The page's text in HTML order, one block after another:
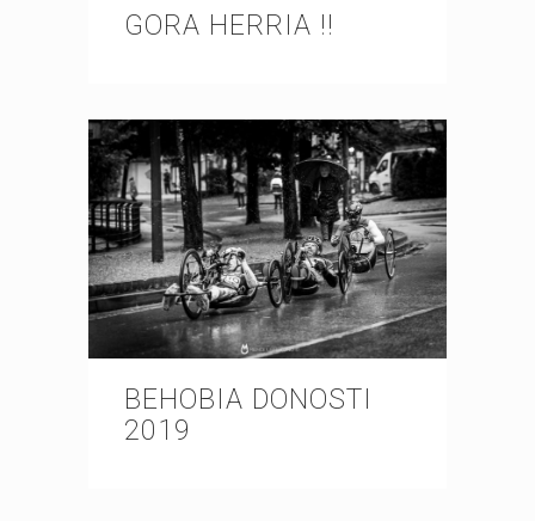
GORA HERRIA !!
BEHOBIA DONOSTI
2019